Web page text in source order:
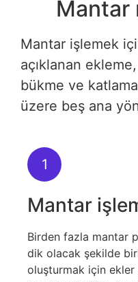
Mantar
Mantar işlemek
açıklanan
bükme ve
üzere beş ana
1
Mantar
Birden fazla mantar
dik olacak şekilde
oluşturmak için